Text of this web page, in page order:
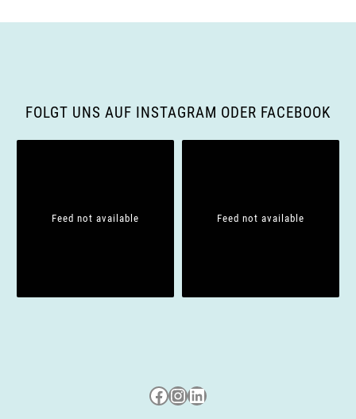
FOLGT UNS AUF INSTAGRAM ODER FACEBOOK
Feed not available Feed not available
Besuche uns auf Facebook
Besuche uns auf Instagram
LinkedIn